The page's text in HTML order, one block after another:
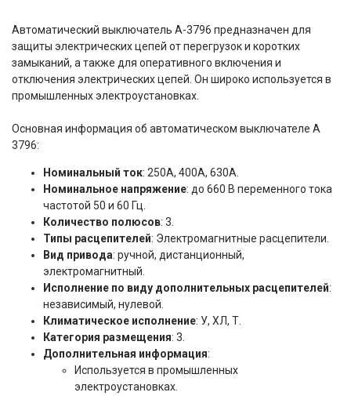
Автоматический выключатель А-3796 предназначен для
защиты электрических цепей от перегрузок и коротких
замыканий, а также для оперативного включения и
отключения электрических цепей. Он широко используется в
промышленных электроустановках.
Основная информация об автоматическом выключателе А
3796:
Номинальный ток: 250А, 400А, 630А.
Номинальное напряжение: до 660 В переменного тока
частотой 50 и 60 Гц.
Количество полюсов: 3.
Типы расцепителей: Электромагнитные расцепители.
Вид привода: ручной, дистанционный,
электромагнитный.
Исполнение по виду дополнительных расцепителей:
независимый, нулевой.
Климатическое исполнение: У, ХЛ, Т.
Категория размещения: 3.
Дополнительная информация:
Используется в промышленных
электроустановках.